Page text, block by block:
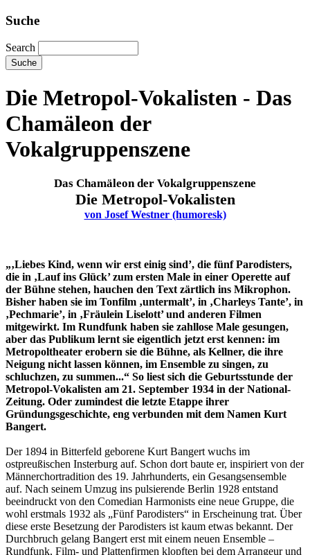
Suche
Search
Die Metropol-Vokalisten - Das
Chamäleon der
Vokalgruppenszene
Das Chamäleon der Vokalgruppenszene
Die Metropol-Vokalisten
von Josef Westner (humoresk)
„‚Liebes Kind, wenn wir erst einig sind’, die fünf Parodisters,
die in ‚Lauf ins Glück’ zum ersten Male in einer Operette auf
der Bühne stehen, hauchen den Text zärtlich ins Mikrophon.
Bisher haben sie im Tonfilm ‚untermalt’, in ‚Charleys Tante’, in
‚Pechmarie’, in ‚Fräulein Liselott’ und anderen Filmen
mitgewirkt. Im Rundfunk haben sie zahllose Male gesungen,
aber das Publikum lernt sie eigentlich jetzt erst kennen: im
Metropoltheater erobern sie die Bühne, als Kellner, die ihre
Neigung nicht lassen können, im Ensemble zu singen, zu
schluchzen, zu summen...“ So liest sich die Geburtsstunde der
Metropol-Vokalisten am 21. September 1934 in der National-
Zeitung. Oder zumindest die letzte Etappe ihrer
Gründungsgeschichte, eng verbunden mit dem Namen Kurt
Bangert.
Der 1894 in Bitterfeld geborene Kurt Bangert wuchs im
ostpreußischen Insterburg auf. Schon dort baute er, inspiriert von der
Männerchortradition des 19. Jahrhunderts, ein Gesangsensemble
auf. Nach seinem Umzug ins pulsierende Berlin 1928 entstand
beeindruckt von den Comedian Harmonists eine neue Gruppe, die
wohl erstmals 1932 als „Fünf Parodisters“ in Erscheinung trat. Über
diese erste Besetzung der Parodisters ist kaum etwas bekannt. Der
Durchbruch gelang Bangert erst mit einem neuen Ensemble –
Rundfunk, Film- und Plattenfirmen klopften bei dem Arrangeur und